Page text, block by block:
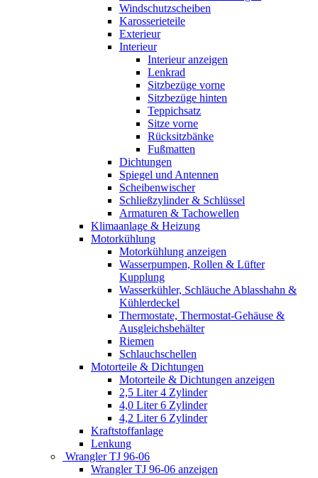
Windschutzscheiben
Karosserieteile
Exterieur
Interieur
Interieur anzeigen
Lenkrad
Sitzbezüge vorne
Sitzbezüge hinten
Teppichsatz
Sitze vorne
Rücksitzbänke
Fußmatten
Dichtungen
Spiegel und Antennen
Scheibenwischer
Schließzylinder & Schlüssel
Armaturen & Tachowellen
Klimaanlage & Heizung
Motorkühlung
Motorkühlung anzeigen
Wasserpumpen, Rollen & Lüfter
Kupplung
Wasserkühler, Schläuche Ablasshahn &
Kühlerdeckel
Thermostate, Thermostat-Gehäuse &
Ausgleichsbehälter
Riemen
Schlauchschellen
Motorteile & Dichtungen
Motorteile & Dichtungen anzeigen
2,5 Liter 4 Zylinder
4,0 Liter 6 Zylinder
4,2 Liter 6 Zylinder
Kraftstoffanlage
Lenkung
Wrangler TJ 96-06
Wrangler TJ 96-06 anzeigen